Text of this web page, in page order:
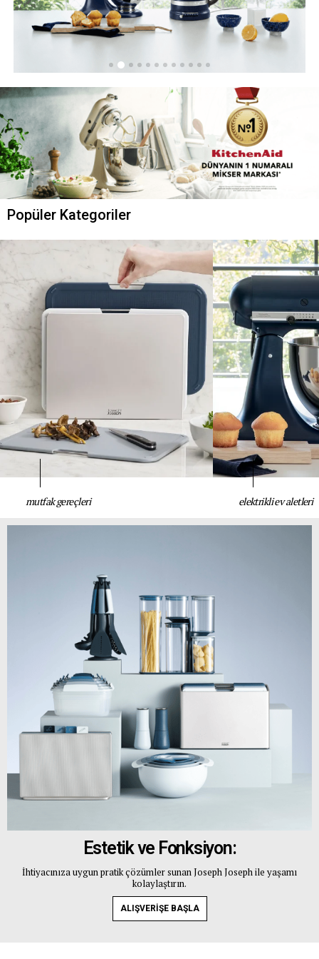
Popüler Kategoriler
mutfak gereçleri elektrikli ev aletleri
Estetik ve Fonksiyon:
İhtiyacınıza uygun pratik çözümler sunan Joseph Joseph ile yaşamı
kolaylaştırın.
ALIŞVERİŞE BAŞLA